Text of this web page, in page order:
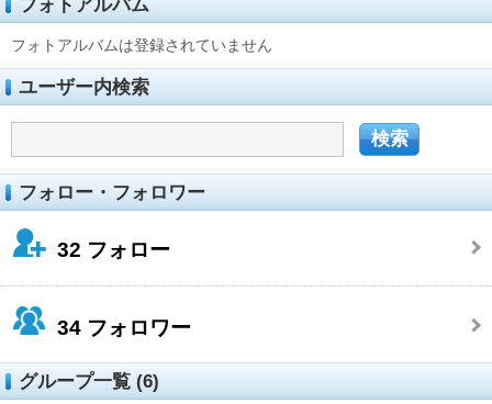
フォトアルバム
フォトアルバムは登録されていません
ユーザー内検索
フォロー・フォロワー
32 フォロー
34 フォロワー
グループ一覧 (6)